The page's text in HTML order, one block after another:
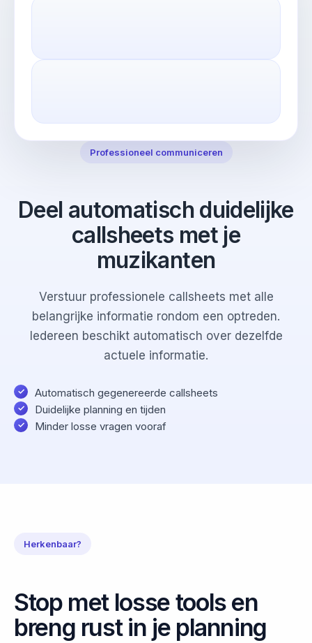
Professioneel communiceren
Deel automatisch duidelijke
callsheets met je
muzikanten
Verstuur professionele callsheets met alle
belangrijke informatie rondom een optreden.
Iedereen beschikt automatisch over dezelfde
actuele informatie.
Automatisch gegenereerde callsheets
Duidelijke planning en tijden
Minder losse vragen vooraf
Herkenbaar?
Stop met losse tools en
breng rust in je planning